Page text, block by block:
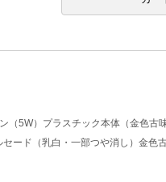
（5W）プラスチック本体（金色古
セード（乳白・一部つや消し）金色